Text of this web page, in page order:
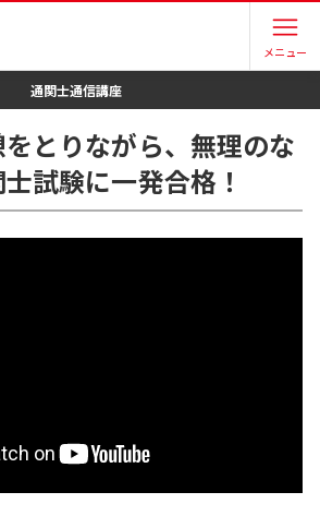
メニュー
通関士通信講座
とりながら、無理のな
試験に一発合格！